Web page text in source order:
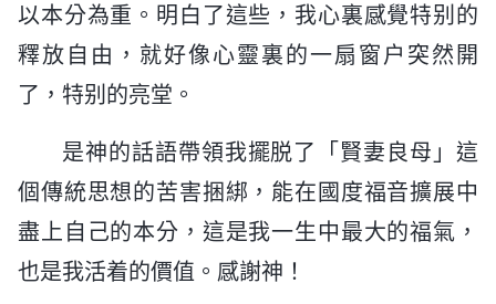
以本分為重。明白了這些，我心裏感覺特别的
釋放自由，就好像心靈裏的一扇窗户突然開
了，特别的亮堂。
是神的話語帶領我擺脱了「賢妻良母」這
個傳統思想的苦害捆綁，能在國度福音擴展中
盡上自己的本分，這是我一生中最大的福氣，
也是我活着的價值。感謝神！